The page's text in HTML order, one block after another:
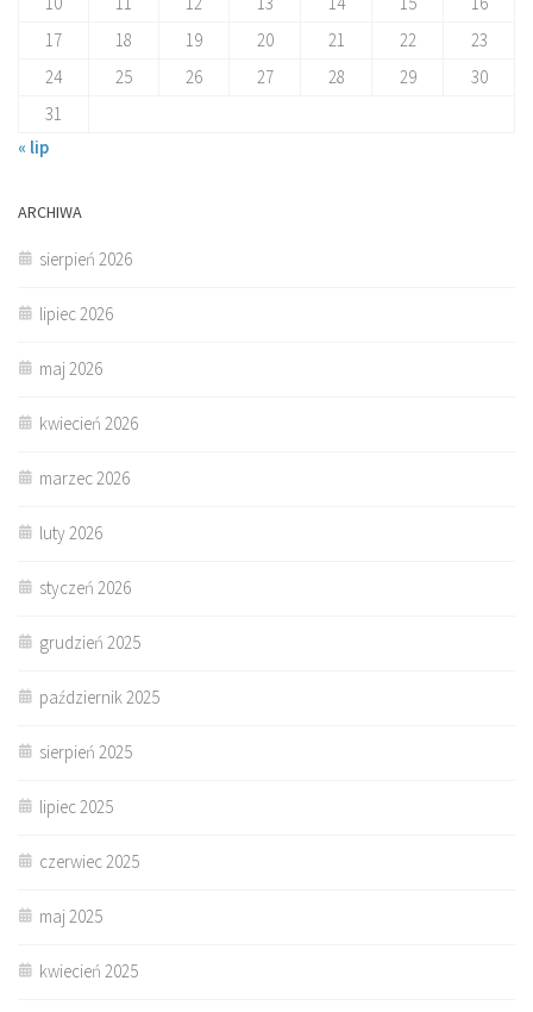
17
18 19 20 21 22
23
24
25 26 27 28 29
30
31
« lip
ARCHIWA
sierpień 2026
lipiec 2026
maj 2026
kwiecień 2026
marzec 2026
luty 2026
styczeń 2026
grudzień 2025
październik 2025
sierpień 2025
lipiec 2025
czerwiec 2025
maj 2025
kwiecień 2025